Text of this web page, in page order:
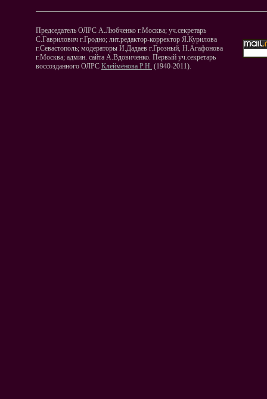
Председатель ОЛРС А.Любченко г.Москва; уч.секретарь
С.Гаврилович г.Гродно; лит.редактор-корректор Я.Курилова
г.Севастополь; модераторы И.Дадаев г.Грозный, Н.Агафонова
г.Москва; админ. сайта А.Вдовиченко. Первый уч.секретарь
воссозданного ОЛРС Клеймёнова Р.Н. (1940-2011).